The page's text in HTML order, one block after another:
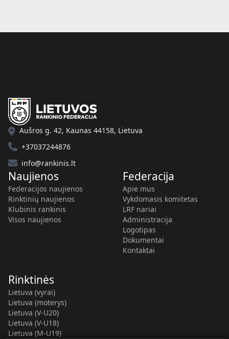
Aušros g. 42, Kaunas 44158, Lietuva
+37037244876
info@rankinis.lt
Naujienos
Federacijos naujienos
Rinktinių naujienos
Klubinis rankinis
Visos naujienos
Federacija
Apie mus
Vykdomasis komitetas
LRF nariai
Administracija
Logotipas
Dokumentai
Kontaktai
Rinktinės
Lietuva (vyrai)
Lietuva (moterys)
Lietuva (V-U20)
Lietuva (V-U18)
Lietuva (M-U19)